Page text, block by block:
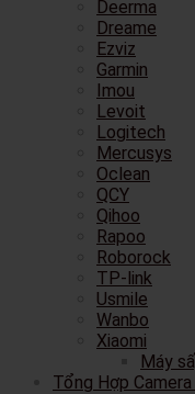
Deerma
Dreame
Ezviz
Garmin
Imou
Levoit
Logitech
Mercusys
Oclean
QCY
Qihoo
Rapoo
Roborock
TP-link
Usmile
Wanbo
Xiaomi
Máy
Tổng Hợp